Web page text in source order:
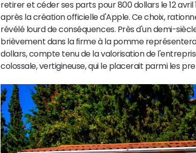
retirer et céder ses parts pour 800 dollars le 12 avril
après la création officielle d'Apple. Ce choix,
révélé lourd de conséquences. Près d'un demi-
brièvement dans la firme à la pomme
dollars, compte tenu de la valorisation de
colossale, vertigineuse, qui le placerait parmi les